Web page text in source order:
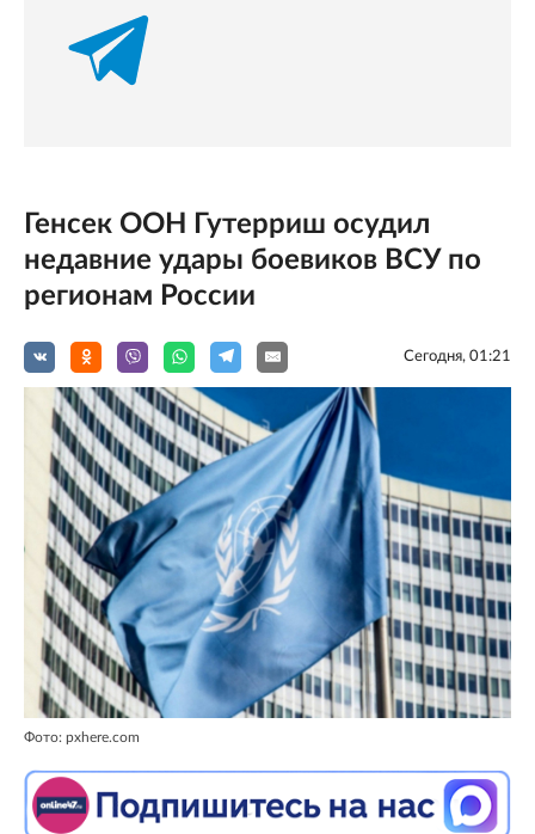
Генсек ООН Гутерриш осудил
недавние удары боевиков ВСУ по
регионам России
Сегодня, 01:21
Фото: pxhere.com